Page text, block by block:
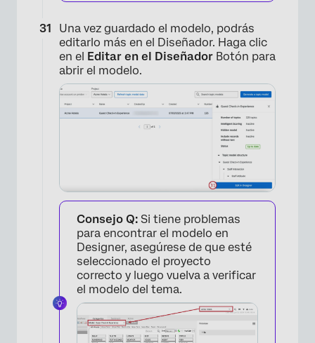
×
Una vez guardado el modelo, podrás
editarlo más en el Diseñador. Haga clic
en el Editar en el Diseñador Botón para
abrir el modelo.
Consejo Q: Si tiene problemas
para encontrar el modelo en
Designer, asegúrese de que esté
seleccionado el proyecto
correcto y luego vuelva a verificar
el modelo del tema.